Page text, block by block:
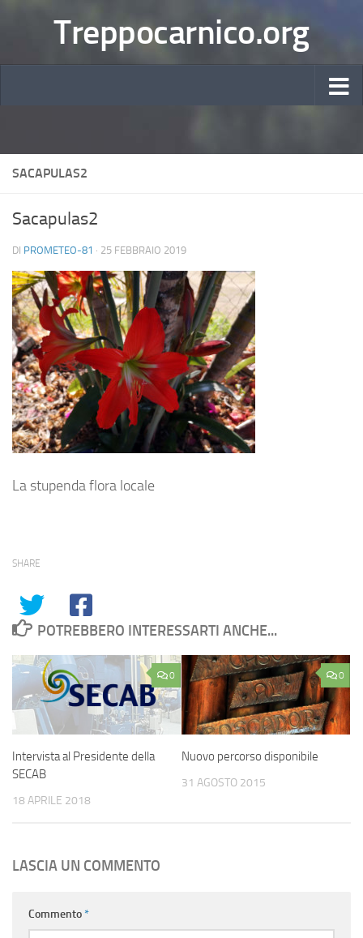
Treppocarnico.org
SACAPULAS2
Sacapulas2
DI PROMETEO-81 · 25 FEBBRAIO 2019
La stupenda flora locale
SHARE
POTREBBERO INTERESSARTI ANCHE...
0
Intervista al Presidente della
SECAB
18 APRILE 2018
0
Nuovo percorso disponibile
31 AGOSTO 2015
LASCIA UN COMMENTO
Commento*